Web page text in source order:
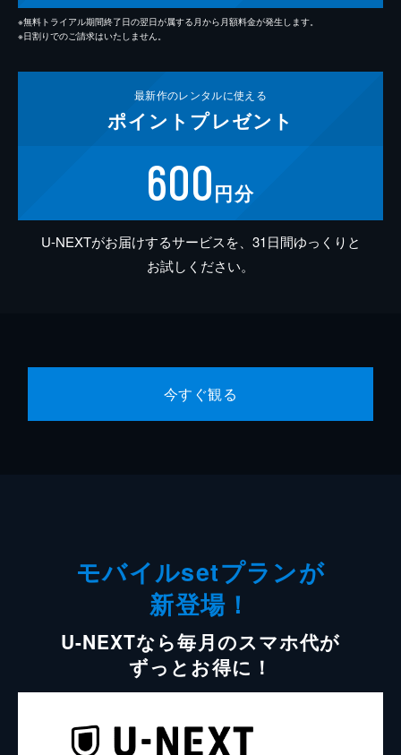
※無料トライアル期間終了日の翌日が属する月から月額料金が発生します。
※日割りでのご請求はいたしません。
最新作のレンタルに使える
ポイント プレゼント
600円分
U-NEXTがお届けするサービスを、31日間ゆっくりと
お試しください。
今すぐ観る
モバイルsetプランが
新登場！
U-NEXTなら毎月のスマホ代が
ずっとお得に！